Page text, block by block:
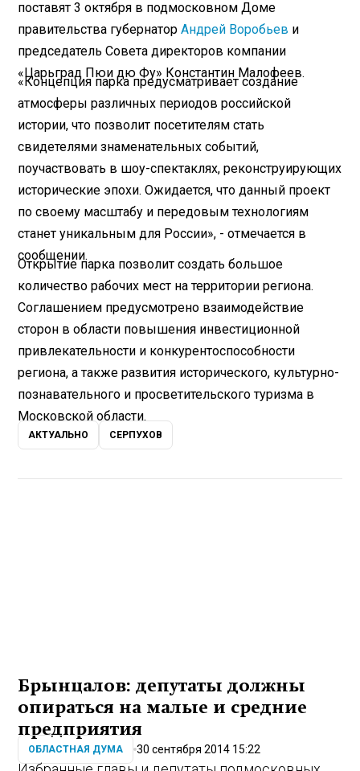
поставят 3 октября в подмосковном Доме
правительства губернаторАндрей Воробьев и
председатель Совета директоров компании
«Царьград Пюи дю Фу» Константин Малофеев.
«Концепция парка предусматривает создание
атмосферы различных периодов российской
истории, что позволит посетителям стать
свидетелями знаменательных событий,
поучаствовать в шоу-спектаклях, реконструирующих
исторические эпохи. Ожидается, что данный проект
по своему масштабу и передовым технологиям
станет уникальным для России», - отмечается в
сообщении.
Открытие парка позволит создать большое
количество рабочих мест на территории региона.
Соглашением предусмотрено взаимодействие
сторон в области повышения инвестиционной
привлекательности и конкурентоспособности
региона, а также развития исторического, культурно-
познавательного и просветительского туризма в
Московской области.
АКТУАЛЬНО СЕРПУХОВ
Брынцалов: депутаты должны
опираться на малые и средние
предприятия
ОБЛАСТНАЯ ДУМА 30 сентября 2014 15:22